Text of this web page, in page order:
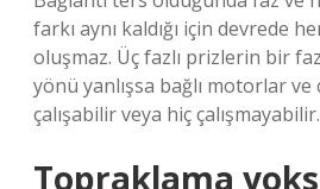
farkı aynı kaldığı için devrede
oluşmaz. Üç fazlı prizlerin bir
yönü yanlışsa bağlı motorlar
çalışabilir veya hiç çalışmayabilir.
Topraklama